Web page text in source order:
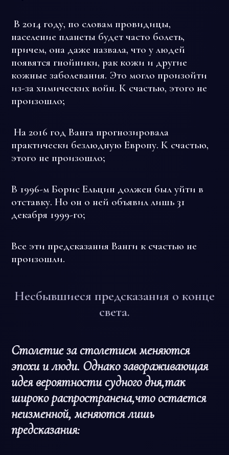
В 2014 году, по словам провидицы,
население планеты будет часто болеть,
причем, она даже назвала, что у людей
появятся гнойники, рак кожи и другие
кожные заболевания. Это могло произойти
из-за химических войн. К счастью, этого не
произошло;
На 2016 год Ванга прогнозировала
практически безлюдную Европу. К счастью,
этого не произошло;
В 1996-м Борис Ельцин должен был уйти в
отставку. Но он о ней объявил лишь 31
декабря 1999-го;
Все эти предсказания Ванги к счастью не
произошли.
Несбывшиеся предсказания о конце
света.
Столетие за столетием меняются
эпохи и люди. Однако завораживающая
идея вероятности судного дня,так
широко распространена,что остается
неизменной, меняются лишь
предсказания: